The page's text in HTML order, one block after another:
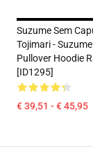
Suzume Sem
Tojimari -
Pullover Hoodie
[ID1295]
€ 39,51 - € 45,95